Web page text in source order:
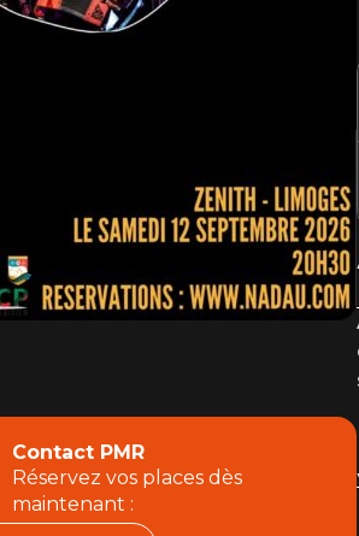
Contact PMR
Réservez vos places dès
maintenant :